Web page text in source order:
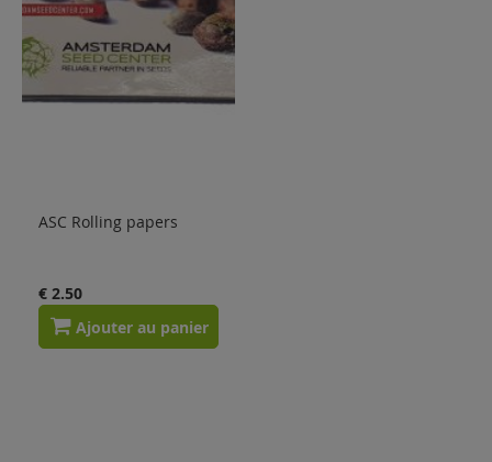
Solden
Blog
ASC Rolling papers
€ 2.50
Ajouter au panier